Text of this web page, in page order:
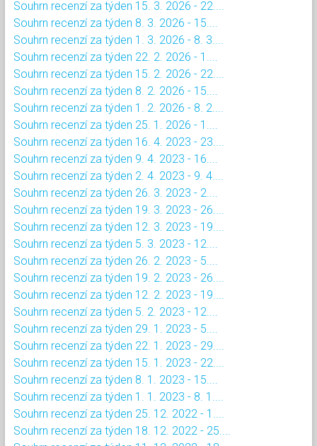
Souhrn recenzí za týden 15. 3. 2026 - 22....
Souhrn recenzí za týden 8. 3. 2026 - 15....
Souhrn recenzí za týden 1. 3. 2026 - 8. 3....
Souhrn recenzí za týden 22. 2. 2026 - 1....
Souhrn recenzí za týden 15. 2. 2026 - 22....
Souhrn recenzí za týden 8. 2. 2026 - 15....
Souhrn recenzí za týden 1. 2. 2026 - 8. 2....
Souhrn recenzí za týden 25. 1. 2026 - 1....
Souhrn recenzí za týden 16. 4. 2023 - 23....
Souhrn recenzí za týden 9. 4. 2023 - 16....
Souhrn recenzí za týden 2. 4. 2023 - 9. 4....
Souhrn recenzí za týden 26. 3. 2023 - 2....
Souhrn recenzí za týden 19. 3. 2023 - 26....
Souhrn recenzí za týden 12. 3. 2023 - 19....
Souhrn recenzí za týden 5. 3. 2023 - 12....
Souhrn recenzí za týden 26. 2. 2023 - 5....
Souhrn recenzí za týden 19. 2. 2023 - 26....
Souhrn recenzí za týden 12. 2. 2023 - 19....
Souhrn recenzí za týden 5. 2. 2023 - 12....
Souhrn recenzí za týden 29. 1. 2023 - 5....
Souhrn recenzí za týden 22. 1. 2023 - 29....
Souhrn recenzí za týden 15. 1. 2023 - 22....
Souhrn recenzí za týden 8. 1. 2023 - 15....
Souhrn recenzí za týden 1. 1. 2023 - 8. 1....
Souhrn recenzí za týden 25. 12. 2022 - 1....
Souhrn recenzí za týden 18. 12. 2022 - 25....